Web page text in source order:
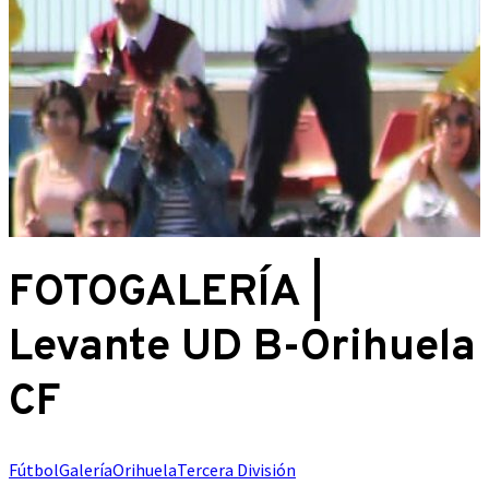
FOTOGALERÍA |
Levante UD B-Orihuela
CF
FútbolGaleríaOrihuelaTercera División